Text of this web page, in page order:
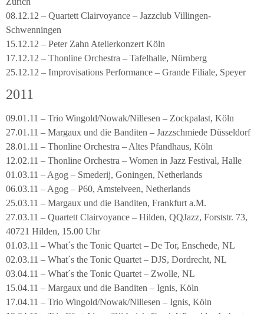
08.12.12 – Quartett Clairvoyance – Jazzclub Villingen-
Schwenningen
15.12.12 – Peter Zahn Atelierkonzert Köln
17.12.12 – Thonline Orchestra – Tafelhalle, Nürnberg
25.12.12 – Improvisations Performance – Grande Filiale, Speyer
2011
09.01.11 – Trio Wingold/Nowak/Nillesen – Zockpalast, Köln
27.01.11 – Margaux und die Banditen – Jazzschmiede Düsseldorf
28.01.11 – Thonline Orchestra – Altes Pfandhaus, Köln
12.02.11 – Thonline Orchestra – Women in Jazz Festival, Halle
01.03.11 – Agog – Smederij, Goningen, Netherlands
06.03.11 – Agog – P60, Amstelveen, Netherlands
25.03.11 – Margaux und die Banditen, Frankfurt a.M.
27.03.11 – Quartett Clairvoyance – Hilden, QQJazz, Forststr. 73,
40721 Hilden, 15.00 Uhr
01.03.11 – What´s the Tonic Quartet – De Tor, Enschede, NL
02.03.11 – What´s the Tonic Quartet – DJS, Dordrecht, NL
03.04.11 – What´s the Tonic Quartet – Zwolle, NL
15.04.11 – Margaux und die Banditen – Ignis, Köln
17.04.11 – Trio Wingold/Nowak/Nillesen – Ignis, Köln